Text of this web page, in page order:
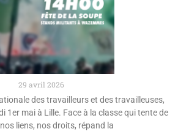
29 avril 2026
des travailleurs et des travailleuses,
1er mai à Lille. Face à la classe qui tente de
liens, nos droits, répand la